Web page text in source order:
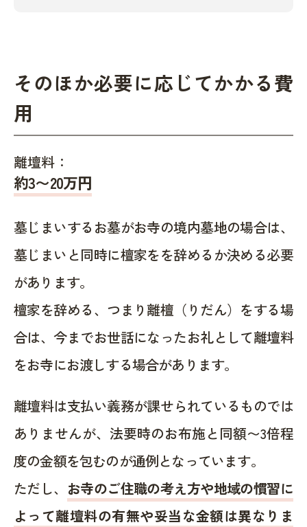
そのほか必要に応じてかかる費
用
離壇料：
約3〜20万円
墓じまいするお墓がお寺の境内墓地の場合は、
墓じまいと同時に檀家をを辞めるか決める必要
があります。
檀家を辞める、つまり離檀（りだん）をする場
合は、今までお世話になったお礼として離壇料
をお寺にお渡しする場合があります。
離壇料は支払い義務が課せられているものでは
ありませんが、法要時のお布施と同額〜3倍程
度の金額を包むのが通例となっています。
ただし、 お寺のご住職の考え方や地域の慣習に
よって離壇料の有無や妥当な金額は異なりま